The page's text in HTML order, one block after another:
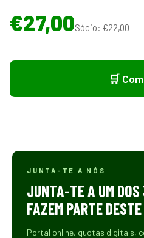
€27,00Sócio: €22,00
🛒
JUNTA-TE A NÓS
JUNTA-TE A UM
FAZEM PARTE
Portal online, quotas digitais,